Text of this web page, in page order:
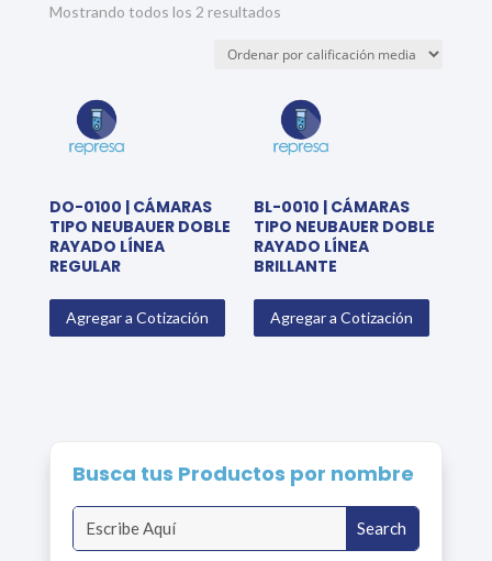
Mostrando todos los 2 resultadosSorted
average
DO-0100 | CÁMARAS
TIPO NEUBAUER DOBLE
RAYADO LÍNEA
REGULAR
Agregar a Cotización
BL-0010 | CÁMARAS
TIPO NEUBAUER DOBLE
RAYADO LÍNEA
BRILLANTE
Agregar a Cotización
Busca tus Productos por nombre